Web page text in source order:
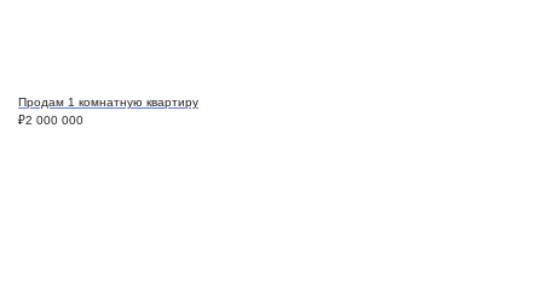
Продам 1 комнатную квартиру
₽2 000 000